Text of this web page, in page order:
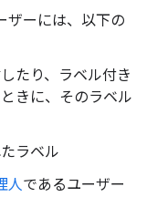
ザーには、以下の
たり、ラベル付き
きに、そのラベル
ラベル
人であるユーザー